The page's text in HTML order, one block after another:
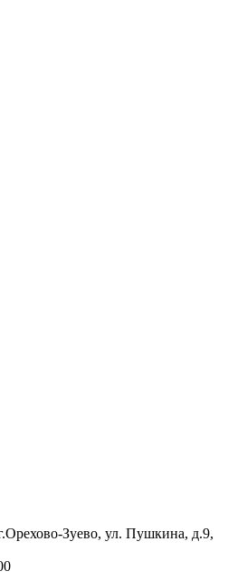
Зуево, ул. Пушкина, д.9,